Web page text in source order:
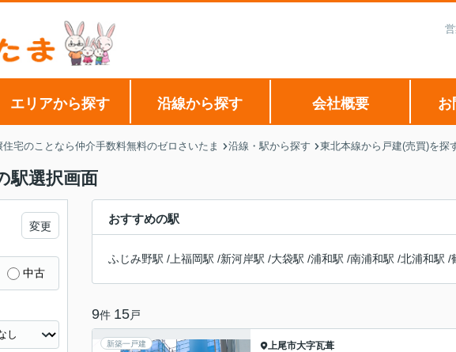
エリアから探す 沿線から探す 会社概要 お
宅のことなら仲介手数料無料のゼロさいたま 沿線・駅から探す 東北本線から戸建(売買)を探
駅選択画面
おすすめの駅
ふじみ野駅 / 上福岡駅 /新河岸駅 /大袋駅 /浦和駅 /南浦和駅 /北浦和駅 /
9件 15戸
新築一戸建 上尾市大字瓦葺
変更
中古